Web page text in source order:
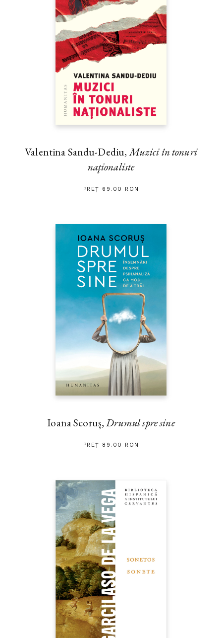
Valentina Sandu-Dediu,Muzici în tonuri
naţionaliste
PREȚ 69.00 RON
Ioana Scoruș,Drumul spre sine
PREȚ 89.00 RON